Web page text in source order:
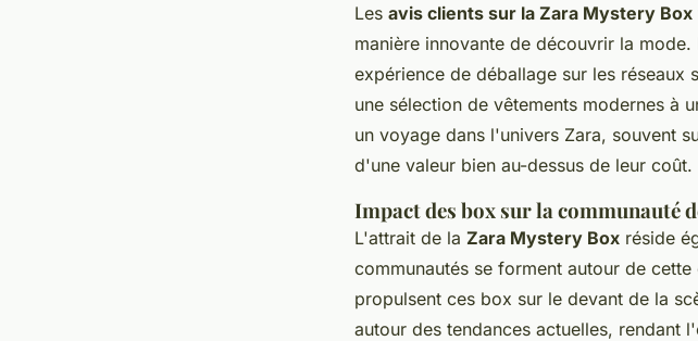
Les avis clients sur la Zara Mystery Box
manière innovante de découvrir la
expérience de déballage sur les réseaux
une sélection de vêtements modernes à
un voyage dans l'univers Zara, souvent
d'une valeur bien au-dessus de leur coût.
Impact des box sur la communauté
L'attrait de la Zara Mystery Box réside
communautés se forment autour de
propulsent ces box sur le devant de la
autour des tendances actuelles, rendant